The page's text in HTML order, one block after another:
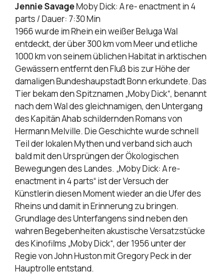
Jennie SavageMoby Dick: A re- enactment in 4
parts / Dauer: 7:30 Min
1966 wurde im Rhein ein weißer Beluga Wal
entdeckt, der über 300 km vom Meer und etliche
1000 km von seinem üblichen Habitat in arktischen
Gewässern entfernt den Fluß bis zur Höhe der
damaligen Bundeshaupstadt Bonn erkundete. Das
Tier bekam den Spitznamen „Moby Dick“, benannt
nach dem Wal des gleichnamigen, den Untergang
des Kapitän Ahab schildernden Romans von
Hermann Melville. Die Geschichte wurde schnell
Teil der lokalen Mythen und verband sich auch
bald mit den Ursprüngen der Ökologischen
Bewegungen des Landes. „Moby Dick: A re-
enactment in 4 parts“ ist der Versuch der
Künstlerin diesen Moment wieder an die Ufer des
Rheins und damit in Erinnerung zu bringen.
Grundlage des Unterfangens sind neben den
wahren Begebenheiten akustische Versatzstücke
des Kinofilms „Moby Dick“, der 1956 unter der
Regie von John Huston mit Gregory Peck in der
Hauptrolle entstand.